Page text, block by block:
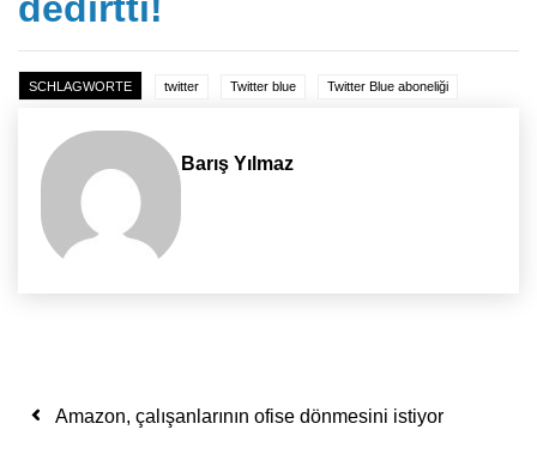
SCHLAGWORTE twitter Twitter blue Twitter Blue aboneliği
Barış Yılmaz
Yazı dolaşımı
Amazon, çalışanlarının ofise dönmesini istiyor